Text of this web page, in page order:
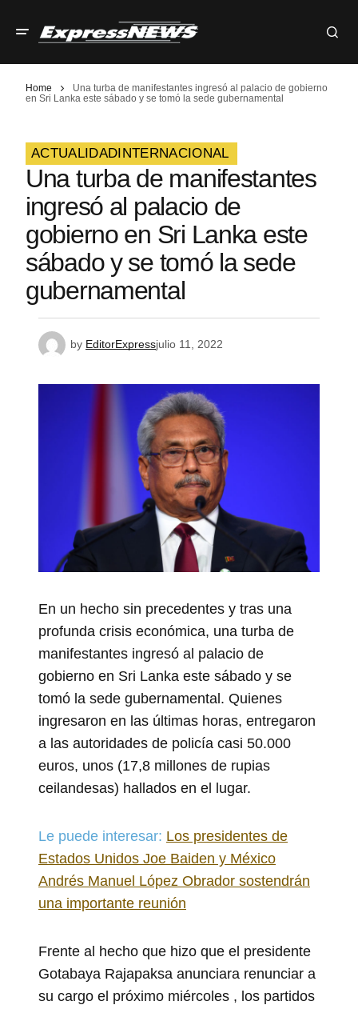
Home
Una turba de manifestantes ingresó al palacio de gobierno
en Sri Lanka este sábado y se tomó la sede gubernamental
ACTUALIDAD INTERNACIONAL
Una turba de manifestantes
ingresó al palacio de
gobierno en Sri Lanka este
sábado y se tomó la sede
gubernamental
by EditorExpressjulio 11, 2022
En un hecho sin precedentes y tras una
profunda crisis económica, una turba de
manifestantes ingresó al palacio de
gobierno en Sri Lanka este sábado y se
tomó la sede gubernamental. Quienes
ingresaron en las últimas horas, entregaron
a las autoridades de policía casi 50.000
euros, unos (17,8 millones de rupias
ceilandesas) hallados en el lugar.
Le puede interesar: Los presidentes de
Estados Unidos Joe Baiden y México
Andrés Manuel López Obrador sostendrán
una importante reunión
Frente al hecho que hizo que el presidente
Gotabaya Rajapaksa anunciara renunciar a
su cargo el próximo miércoles , los partidos